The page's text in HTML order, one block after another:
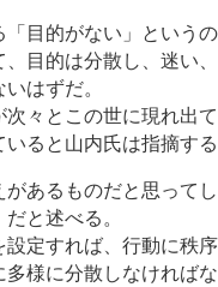
目的がない」という
、目的は分散し、迷い
はずだ。
次々とこの世に現れ出
ると山内氏は指摘する
があるものだと思って
と述べる。
定すれば、行動に秩
多様に分散しなければ